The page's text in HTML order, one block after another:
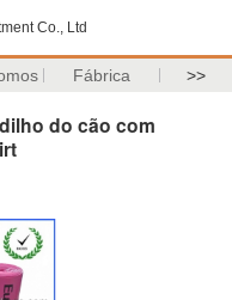
Co., Ltd
Fábrica >>
do cão com